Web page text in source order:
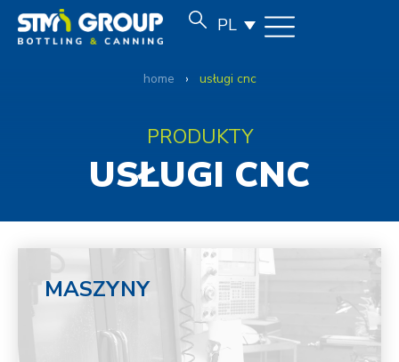
PL
home › usługi cnc
PRODUKTY
USŁUGI CNC
MASZYNY